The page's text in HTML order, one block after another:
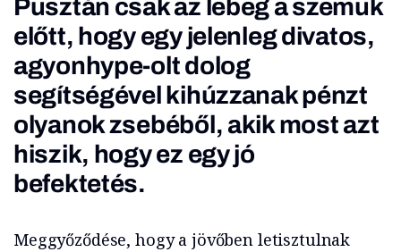
Pusztán csak az lebeg a szemük
előtt, hogy egy jelenleg divatos,
agyonhype-olt dolog
segítségével kihúzzanak pénzt
olyanok zsebéből, akik most azt
hiszik, hogy ez egy jó
befektetés.
Meggyőződése, hogy a jövőben letisztulnak